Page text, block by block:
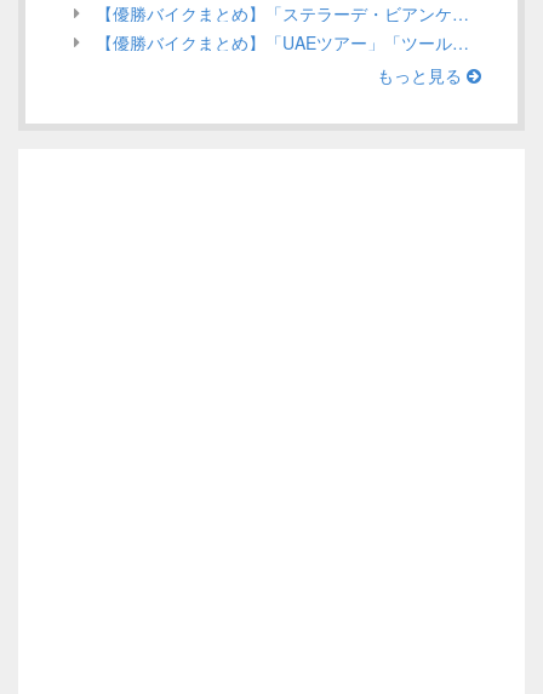
【優勝バイクまとめ】「ステラーデ・ビアンケ」ほか、3月第1週目／ロードレース 2022
【優勝バイクまとめ】「UAEツアー」「ツール・ド・ルワンダ」ほか、2月第4週目（Stage Race編）／ロードレース 2022
もっと見る